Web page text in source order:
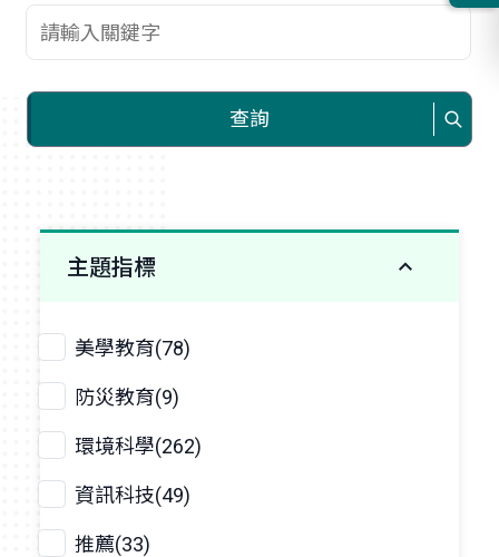
查詢關鍵字
查詢
主題指標
美學教育(78)
防災教育(9)
環境科學(262)
資訊科技(49)
推薦(33)